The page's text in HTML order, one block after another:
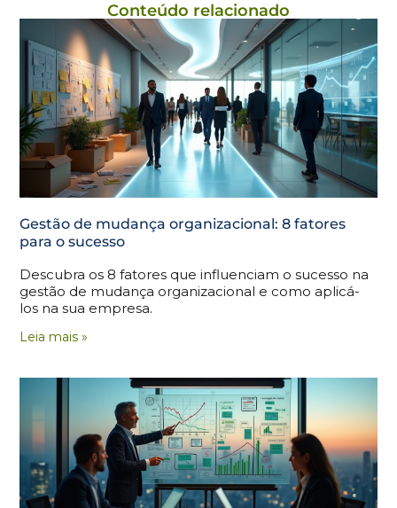
Conteúdo relacionado
Gestão de mudança organizacional: 8 fatores
para o sucesso
Descubra os 8 fatores que influenciam o sucesso na
gestão de mudança organizacional e como aplicá-
los na sua empresa.
Leia mais »